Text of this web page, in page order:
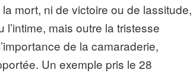
mort, ni de victoire ou de lassitude,
mais outre la tristesse
de la camaraderie,
Un exemple pris le 28